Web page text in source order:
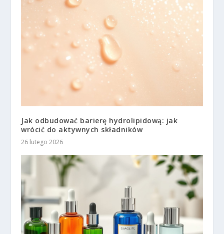
Jak odbudować barierę hydrolipidową: jak
wrócić do aktywnych składników
26 lutego 2026